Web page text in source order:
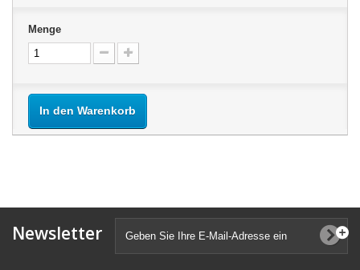
Menge
In den Warenkorb
Newsletter